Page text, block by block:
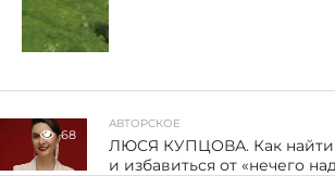
68
АВТОРСКОЕ
ЛЮСЯ КУПЦОВА. Как найти
и избавиться от «нечего